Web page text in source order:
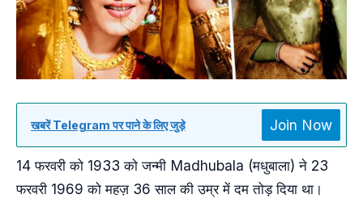
खबरें Telegram पर पाने के लिए जुड़े Join Now
14 फरवरी को 1933 को जन्मी Madhubala (मधुबाला) ने 23
फरवरी 1969 को महज़ 36 साल की उम्र में दम तोड़ दिया था।